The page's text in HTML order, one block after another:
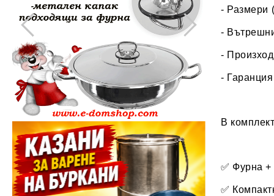
- Размери
-
-
-
В
✅ Фурна +
✅